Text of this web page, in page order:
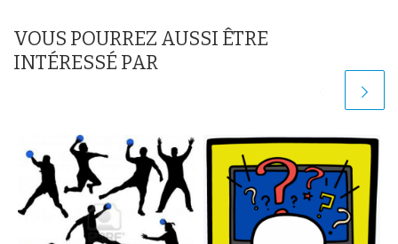
VOUS POURREZ AUSSI ÊTRE
INTÉRESSÉ PAR